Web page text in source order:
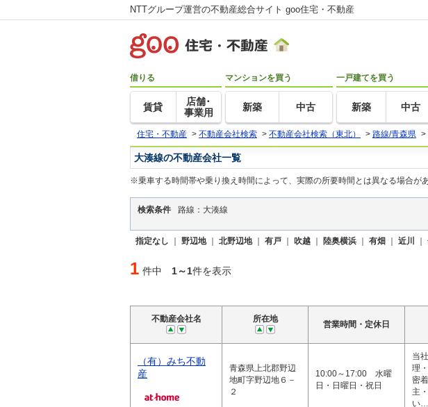
NTTグループ運営の不動産総合サイト goo住宅・不動産
借りる
賃貸
店舗･
事業用
マンションを買う
新築 中古
一戸建てを買う
新築 中古
住宅・不動産 > 不動産会社検索 > 不動産会社検索（東北） > 路線/青森県 >
大湊線の不動産会社一覧
※乗車する時間帯や乗り換え時間によって、実際の所要時間とは異なる場合が
検索条件 路線：大湊線
指定なし ｜ 野辺地｜ 北野辺地｜ 有戸 ｜ 吹越 ｜ 陸奥横浜 ｜ 有畑 ｜ 近川 ｜
1 件中 1～1件を表示
不動産会社名 所在地
営業時間・定休日
（有）みち不動
産
青森県上北郡野辺
地町字野辺地６－
２
10:00～17:00 水曜
日・日曜日・祝日
当
理
密
主
い…